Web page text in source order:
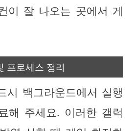
이 잘 나오는 곳에서 게
프로세스 정리
시 백그라운드에서 실행
해 주세요. 이러한 갤럭